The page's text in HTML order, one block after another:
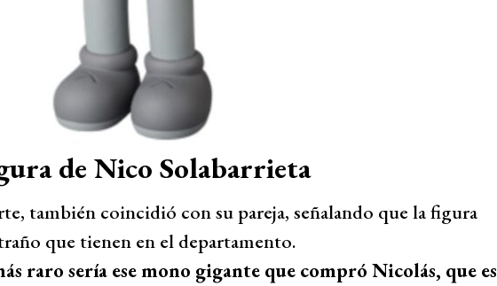
de Nico Solabarrieta
también coincidió con su pareja, señalando que la figura
que tienen en el departamento.
raro sería ese mono gigante que compró Nicolás, que es